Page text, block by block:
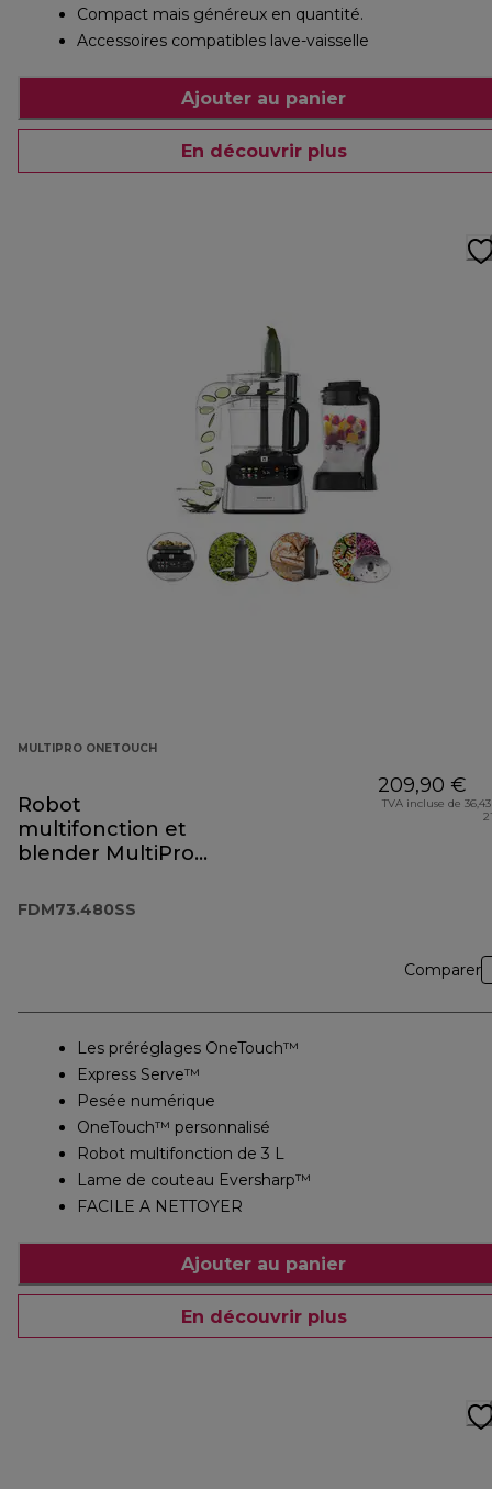
Compact mais généreux en quantité.
Accessoires compatibles lave-vaisselle
Ajouter au panier
En découvrir plus
MULTIPRO ONETOUCH
Robot
multifonction et
blender MultiPro
FDM73.480SS
FDM73.480SS
209,90 €
TVA incluse de
Comparer
Les préréglages OneTouch™
Express Serve™
Pesée numérique
OneTouch™ personnalisé
Robot multifonction de 3 L
Lame de couteau Eversharp™
FACILE A NETTOYER
Ajouter au panier
En découvrir plus